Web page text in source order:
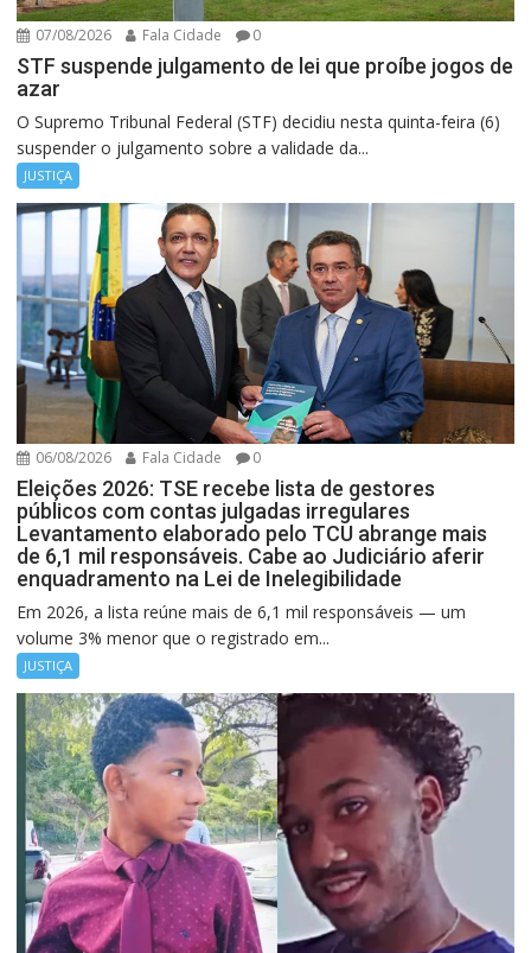
07/08/2026 Fala Cidade 0
STF suspende julgamento de lei que proíbe jogos de
azar
O Supremo Tribunal Federal (STF) decidiu nesta quinta-feira (6)
suspender o julgamento sobre a validade da...
JUSTIÇA
06/08/2026 Fala Cidade 0
Eleições 2026: TSE recebe lista de gestores
públicos com contas julgadas irregulares
Levantamento elaborado pelo TCU abrange mais
de 6,1 mil responsáveis. Cabe ao Judiciário aferir
enquadramento na Lei de Inelegibilidade
Em 2026, a lista reúne mais de 6,1 mil responsáveis — um
volume 3% menor que o registrado em...
JUSTIÇA